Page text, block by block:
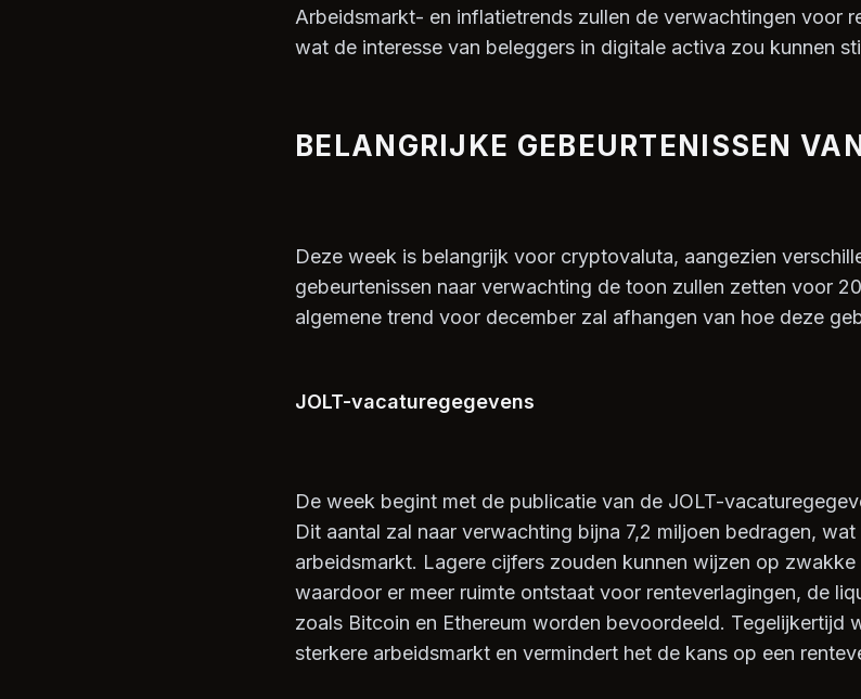
Arbeidsmarkt- en inflatietrends zullen de verwachtingen voor
wat de interesse van beleggers in digitale activa zou kunnen
BELANGRIJKE GEBEURTENISSEN
Deze week is belangrijk voor cryptovaluta, aangezien
gebeurtenissen naar verwachting de toon zullen zetten voor
algemene trend voor december zal afhangen van hoe deze
JOLT-vacaturegegevens
De week begint met de publicatie van de JOLT-
Dit aantal zal naar verwachting bijna 7,2 miljoen bedragen,
arbeidsmarkt. Lagere cijfers zouden kunnen wijzen op
waardoor er meer ruimte ontstaat voor renteverlagingen, de
zoals Bitcoin en Ethereum worden bevoordeeld. Tegelijkertijd
sterkere arbeidsmarkt en vermindert het de kans op een